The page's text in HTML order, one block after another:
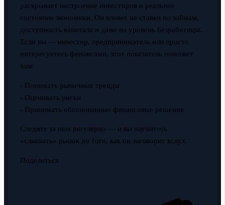
раскрывает настроение инвесторов и реальное
состояние экономики. Он влияет на ставки по займам,
доступность капитала и даже на уровень безработицы.
Если вы — инвестор, предприниматель или просто
интересуетесь финансами, этот показатель поможет
вам:
- Понимать рыночные тренды
- Оценивать риски
- Принимать обоснованные финансовые решения
Следите за ним регулярно — и вы научитесь
«слышать» рынок до того, как он заговорит вслух.
Поделиться